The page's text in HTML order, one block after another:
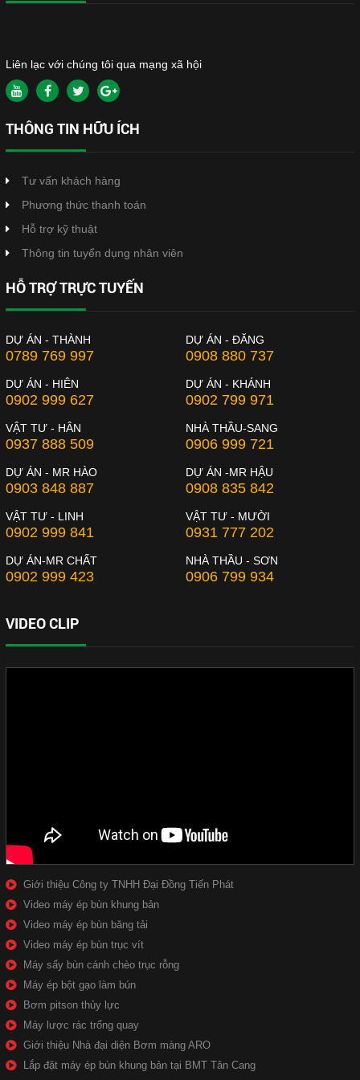
Liên lạc với chúng tôi qua mạng xã hội
THÔNG TIN HỮU ÍCH
Tư vấn khách hàng
Phương thức thanh toán
Hỗ trợ kỹ thuật
Thông tin tuyển dụng nhân viên
HỖ TRỢ TRỰC TUYẾN
DỰ ÁN - THÀNH
0789 769 997
DỰ ÁN - ĐĂNG
0908 880 737
DỰ ÁN - HIÊN
0902 999 627
DỰ ÁN - KHÁNH
0902 799 971
VẬT TƯ - HÂN
0937 888 509
NHÀ THẦU-SANG
0906 999 721
DỰ ÁN - MR HÀO
0903 848 887
DỰ ÁN -MR HẬU
0908 835 842
VẬT TƯ - LINH
0902 999 841
VẬT TƯ - MƯỜI
0931 777 202
DỰ ÁN-MR CHẤT
0902 999 423
NHÀ THẦU - SƠN
0906 799 934
VIDEO CLIP
Giới thiệu Công ty TNHH Đại Đồng Tiến Phát
Video máy ép bùn khung bản
Video máy ép bùn băng tải
Video máy ép bùn trục vít
Máy sấy bùn cánh chèo trục rỗng
Máy ép bột gạo làm bún
Bơm pitson thủy lực
Máy lược rác trống quay
Giới thiệu Nhà đại diện Bơm màng ARO
Lắp đặt máy ép bùn khung bản tại BMT Tân Cang